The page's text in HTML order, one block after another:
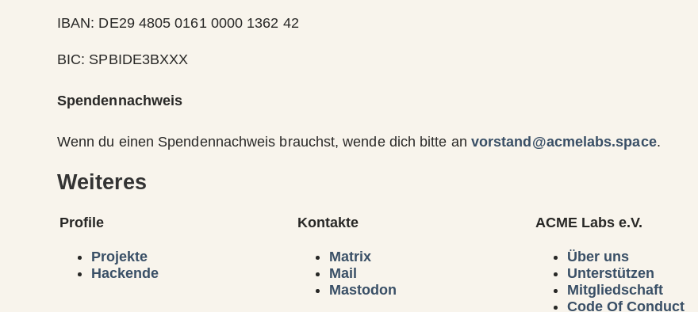
IBAN: DE29 4805 0161 0000 1362 42
BIC: SPBIDE3BXXX
Spendennachweis
Wenn du einen Spendennachweis brauchst, wende dich bitte an vorstand@acmelabs.space.
Weiteres
Profile Kontakte ACME Labs e.V.
Projekte
Hackende
Matrix
Mail
Mastodon
Über uns
Unterstützen
Mitgliedschaft
Code Of Conduct